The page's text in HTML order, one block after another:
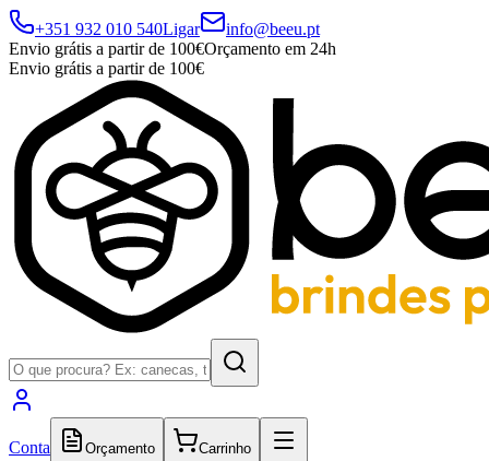
+351 932 010 540Ligar
info@beeu.pt
Envio grátis a partir de 100€Orçamento em 24h
Envio grátis a partir de 100€
Conta Orçamento Carrinho